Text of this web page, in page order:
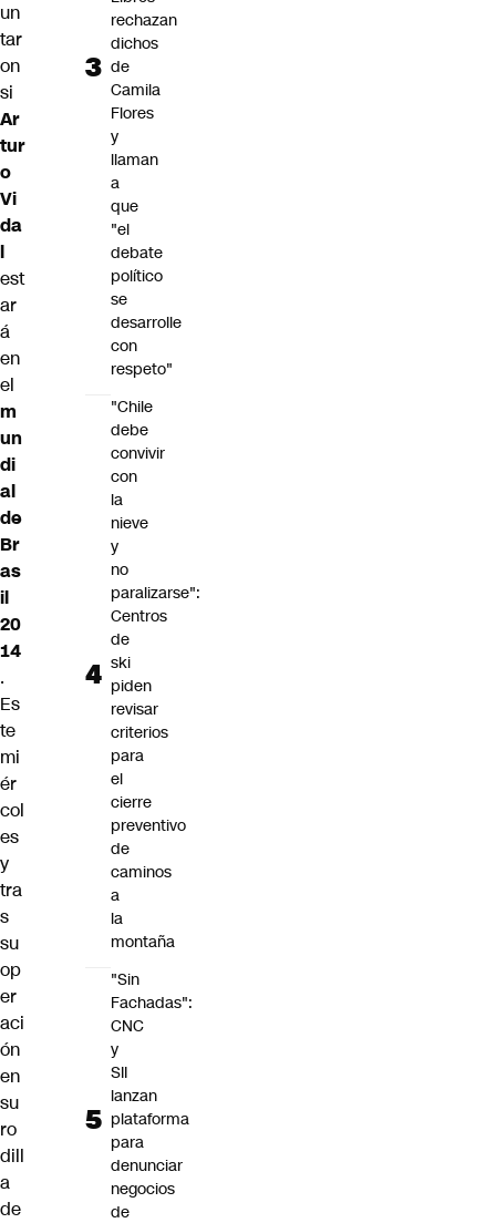
un
tar
on
si
Ar
tur
o
Vi
da
l
est
ar
á
en
el
m
un
di
al
de
Br
as
il
20
14
.
Es
te
mi
ér
col
es
y
tra
s
su
op
er
aci
ón
en
su
ro
dill
a
de
rechazan
dichos
de
Camila
Flores
y
llaman
a
que
"el
debate
político
se
desarrolle
con
respeto"
"Chile
debe
convivir
con
la
nieve
y
no
paralizarse":
Centros
de
ski
piden
revisar
criterios
para
el
cierre
preventivo
de
caminos
a
la
montaña
"Sin
Fachadas":
CNC
y
SII
lanzan
plataforma
para
denunciar
negocios
de